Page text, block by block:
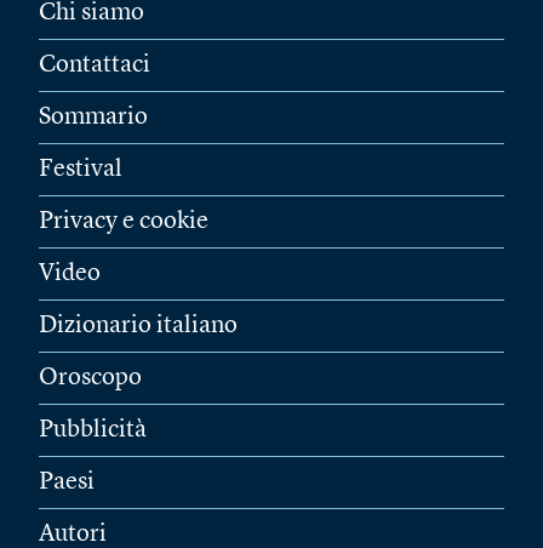
Chi siamo
Contattaci
Sommario
Festival
Privacy e cookie
Video
Dizionario italiano
Oroscopo
Pubblicità
Paesi
Autori